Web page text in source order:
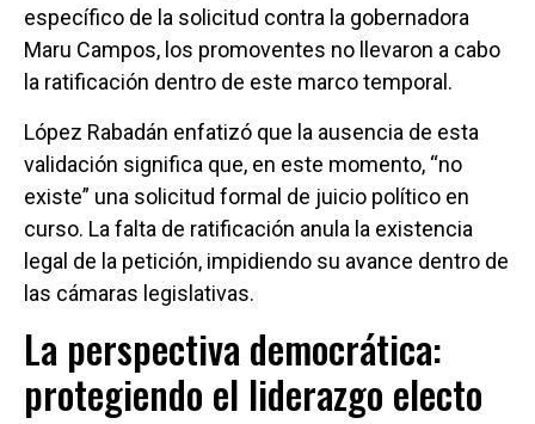
específico de la solicitud contra la gobernadora
Maru Campos, los promoventes no llevaron a cabo
la ratificación dentro de este marco temporal.
López Rabadán enfatizó que la ausencia de esta
validación significa que, en este momento, “no
existe” una solicitud formal de juicio político en
curso. La falta de ratificación anula la existencia
legal de la petición, impidiendo su avance dentro de
las cámaras legislativas.
La perspectiva democrática:
protegiendo el liderazgo electo